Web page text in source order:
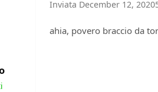
Inviata December 12, 2020
ahia, povero braccio da